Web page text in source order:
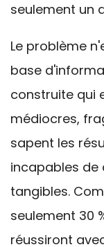
seulement un
Le problème
base
construite qui
médiocres,
sapent les
incapables de
tangibles.
seulement 30
réussiront